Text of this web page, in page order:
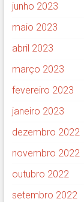
junho 2023
maio 2023
abril 2023
março 2023
fevereiro 2023
janeiro 2023
dezembro 2022
novembro 2022
outubro 2022
setembro 2022